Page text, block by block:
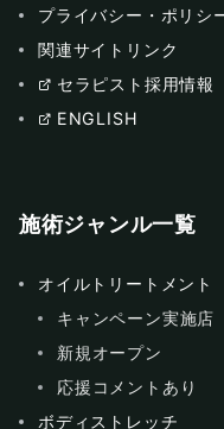
プライバシー・ポリシ
関連サイトリンク
セラピスト採用情報
ENGLISH
施術ジャンル一覧
オイルトリートメント
キャンペーン実施店
新規オープン
応援コメントあり
ボディストレッチ